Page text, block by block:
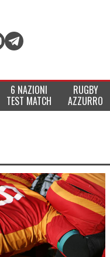
6 NAZIONI
TEST MATCH
RUGBY
AZZURRO